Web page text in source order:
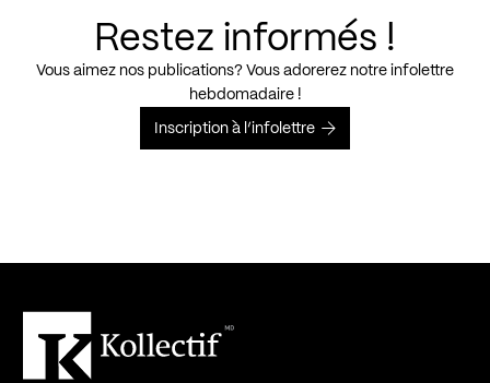
Restez informés !
Vous aimez nos publications? Vous adorerez notre infolettre
hebdomadaire !
Inscription à l’infolettre